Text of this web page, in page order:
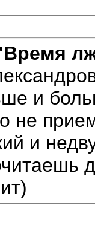
и
не
и